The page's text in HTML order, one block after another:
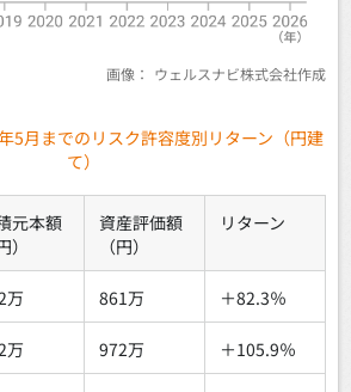
画像： ウェルスナビ株式会社作成
5月までのリスク許容度別リターン（円建
て）
元本額
）
資産評価額
（円）
リターン
万 861万 ＋82.3％
万 972万 ＋105.9％